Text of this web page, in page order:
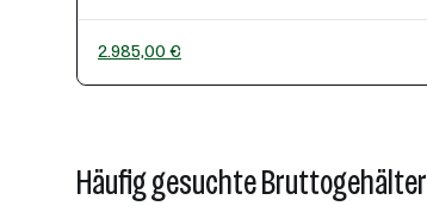
2.985,00 €
Häufig gesuchte Bruttogehälter